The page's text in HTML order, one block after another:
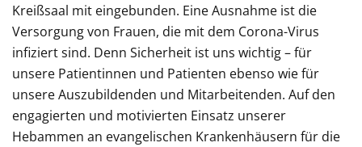
Kreißsaal mit eingebunden. Eine Ausnahme ist die
Versorgung von Frauen, die mit dem Corona-Virus
infiziert sind. Denn Sicherheit ist uns wichtig – für
unsere Patientinnen und Patienten ebenso wie für
unsere Auszubildenden und Mitarbeitenden. Auf den
engagierten und motivierten Einsatz unserer
Hebammen an evangelischen Krankenhäusern für die